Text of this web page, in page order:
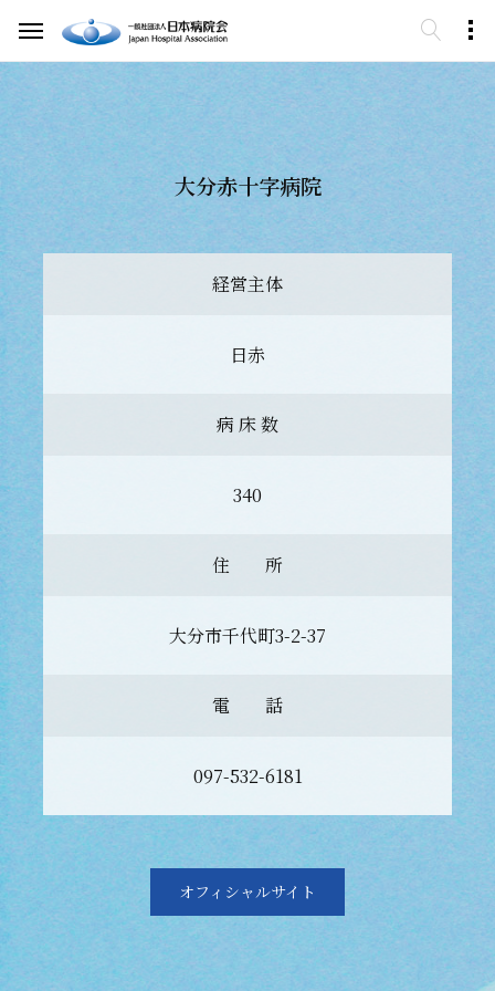
大分赤十字病院
経営主体
日赤
病 床 数
340
住 所
大分市千代町3-2-37
電 話
097-532-6181
オフィシャルサイト